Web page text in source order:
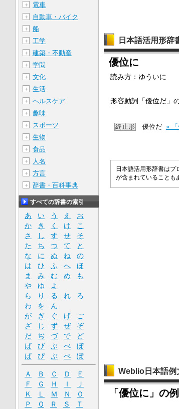
日本語活用形辞
優位に
読み方：ゆういに
形容動詞 「優位だ」
終止形 優位だ »
日本語活用形辞書はプ
が含まれていることも
Weblio日本語例
「優位に」の
＋ 電車
＋ 自動車・バイク
＋ 船
＋ 工学
＋ 建築・不動産
＋ 学問
＋ 文化
＋ 生活
＋ ヘルスケア
＋ 趣味
＋ スポーツ
＋ 生物
＋ 食品
＋ 人名
＋ 方言
＋ 辞書・百科事典
すべての辞書の索引
あ い う え
お
か
き く け
こ
さ
し す せ
そ
た
ち つ て
と
な
に ぬ ね
の
は
ひ ふ へ
ほ
ま
み む め
も
や
ゆ
よ
ら
り る れ
ろ
わ
を
ん
が
ぎ ぐ げ
ご
ざ
じ ず ぜ
ぞ
だ
ぢ づ で
ど
ば
び ぶ べ
ぼ
ぱ
ぴ ぷ ぺ ぽ
Ａ Ｂ Ｃ Ｄ
Ｅ
Ｆ
Ｇ Ｈ Ｉ
Ｊ
Ｋ
Ｌ Ｍ Ｎ
Ｏ
Ｐ
Ｑ Ｒ Ｓ
Ｔ